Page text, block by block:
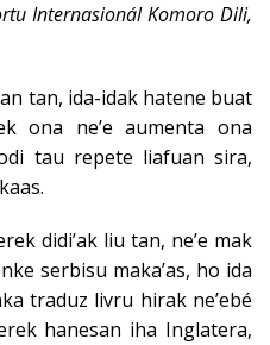
Internasionál Komoro Dili,
tan, ida-idak hatene buat
ona ne’e aumenta ona
tau repete liafuan sira,
didi’ak liu tan, ne’e mak
serbisu maka’as, ho ida
traduz livru hirak ne’ebé
hanesan iha Inglatera,